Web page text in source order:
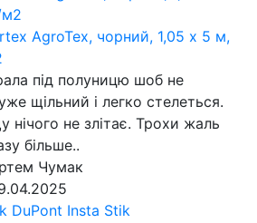
AgroTex, чорний, 1,05 х 5 м,
під полуницю шоб не
щільний і легко стелеться.
нічого не злітає. Трохи жаль
більше..
Чумак